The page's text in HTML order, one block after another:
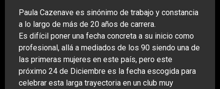
Paula Cazenave es sinónimo de trabajo y constancia
a lo largo de más de 20 años de carrera.
Es difícil poner una fecha concreta a su inicio como
profesional, allá a mediados de los 90 siendo una de
las primeras mujeres en este país, pero este
próximo 24 de Diciembre es la fecha escogida para
celebrar esta larga trayectoria en un club muy